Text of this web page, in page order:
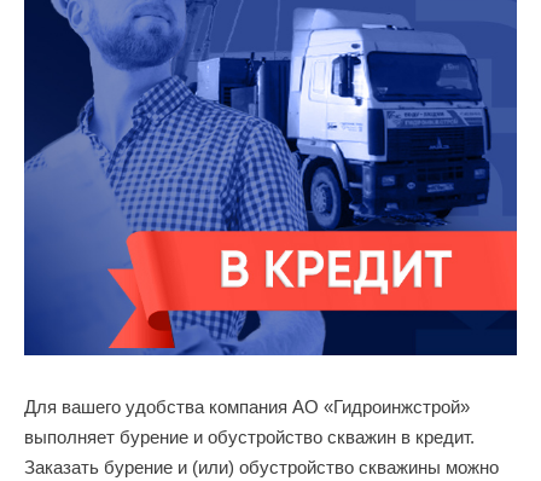
Для вашего удобства компания АО «Гидроинжстрой»
выполняет бурение и обустройство скважин в кредит.
Заказать бурение и (или) обустройство скважины можно